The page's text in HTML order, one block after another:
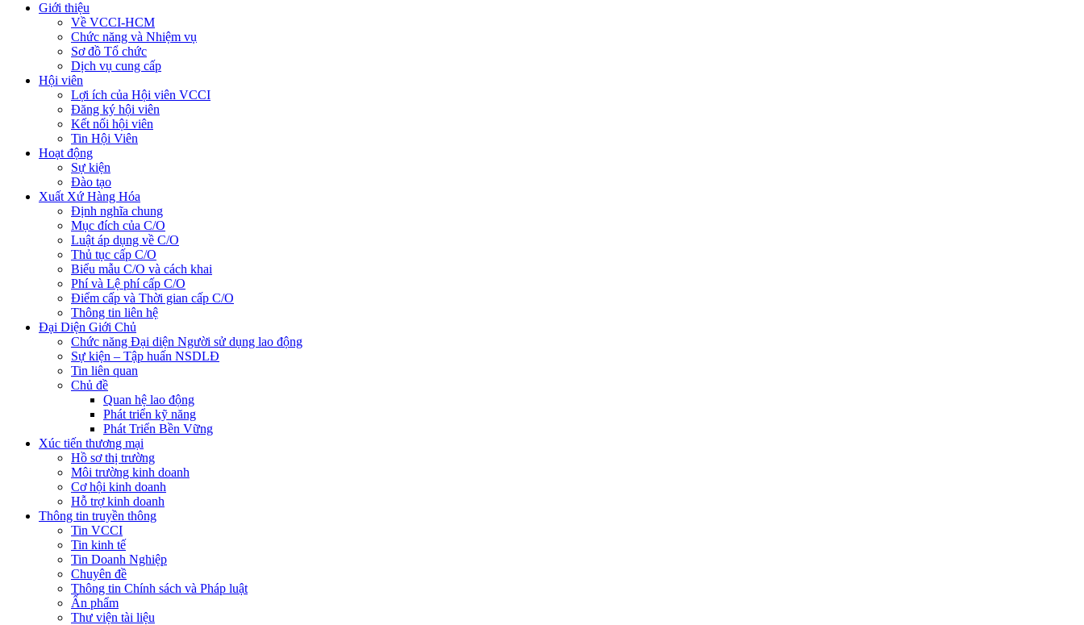
Giới thiệu
Về VCCI-HCM
Chức năng và Nhiệm vụ
Sơ đồ Tổ chức
Dịch vụ cung cấp
Hội viên
Lợi ích của Hội viên VCCI
Đăng ký hội viên
Kết nối hội viên
Tin Hội Viên
Hoạt động
Sự kiện
Đào tạo
Xuất Xứ Hàng Hóa
Định nghĩa chung
Mục đích của C/O
Luật áp dụng về C/O
Thủ tục cấp C/O
Biểu mẫu C/O và cách khai
Phí và Lệ phí cấp C/O
Điểm cấp và Thời gian cấp C/O
Thông tin liên hệ
Đại Diện Giới Chủ
Chức năng Đại diện Người sử dụng lao động
Sự kiện – Tập huấn NSDLĐ
Tin liên quan
Chủ đề
Quan hệ lao động
Phát triển kỹ năng
Phát Triển Bền Vững
Xúc tiến thương mại
Hồ sơ thị trường
Môi trường kinh doanh
Cơ hội kinh doanh
Hỗ trợ kinh doanh
Thông tin truyền thông
Tin VCCI
Tin kinh tế
Tin Doanh Nghiệp
Chuyên đề
Thông tin Chính sách và Pháp luật
Ấn phẩm
Thư viện tài liệu